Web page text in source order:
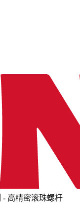
- 高精密滚珠螺杆